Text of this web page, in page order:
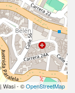
| Wasi - ©OpenStreetMap